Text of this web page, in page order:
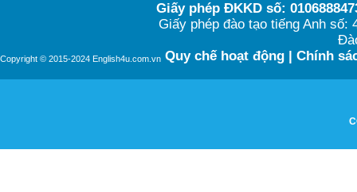
Copyright © 2015-2024 English4u.com.vn
Giấy phép ĐKKD số:
Giấy phép đào tạo tiếng Anh
Quy chế hoạt động| Chính